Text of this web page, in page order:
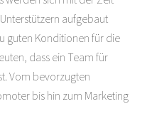
aufgebaut
guten Konditionen für die
dass ein Team für
Vom bevorzugten
bis hin zum Marketing